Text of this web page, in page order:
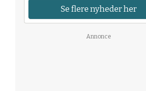
Se flere nyheder her
Annonce